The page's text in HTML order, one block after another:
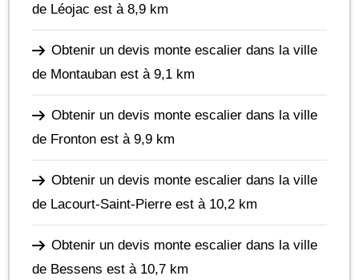
de Léojac est à 8,9 km
Obtenir un devis monte escalier dans la ville
de Montauban est à 9,1 km
Obtenir un devis monte escalier dans la ville
de Fronton est à 9,9 km
Obtenir un devis monte escalier dans la ville
de Lacourt-Saint-Pierre est à 10,2 km
Obtenir un devis monte escalier dans la ville
de Bessens est à 10,7 km